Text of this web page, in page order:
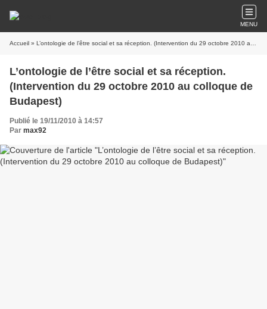
MENU
Accueil » L’ontologie de l’être social et sa réception. (Intervention du 29 octobre 2010 au colloque de Budapest)
L’ontologie de l’être social et sa réception.
(Intervention du 29 octobre 2010 au colloque de
Budapest)
Publié le 19/11/2010 à 14:57
Par max92